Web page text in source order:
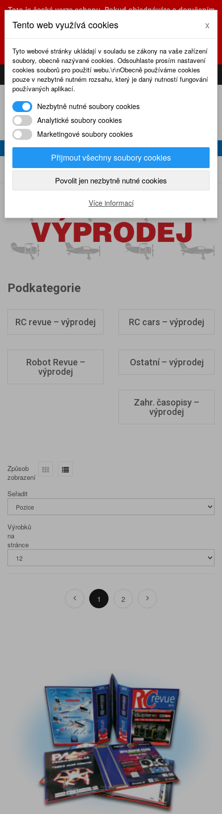
Toto je česká verze eshopu. Pokud objednáváte s doručením
(sk.eshop.rcrevue.cz - kliknutím na slovenskou vlajku)
POZOR ZMĚNA : výdejní místo a kancelář jsou nyní na adrese
Olšanská 3, Praha 3, tel. (+420) 222 723 388, 774 777 794.
CS
SK PŘIHLÁSIT KOŠÍK
VÝPRODEJ
Home Výprodej
Podkategorie
RC revue – výprodej RC cars – výprodej
Robot Revue –
výprodej
Ostatní – výprodej
Zahr. časopisy –
výprodej
Způsob
zobrazení
Seřadit
Výrobků
na
stránce
1 2
Tento web využívá cookies x
Tyto webové stránky ukládají v souladu se zákony na vaše zařízení
soubory, obecně nazývané cookies. Odsouhlaste prosím nastavení
cookies souborů pro použití webu.\r\nObecně používáme cookies
pouze v nezbytně nutném rozsahu, který je daný nutností fungování
používaných aplikací.
Nezbytně nutné soubory cookies
Analytické soubory cookies
Marketingové soubory cookies
Přijmout všechny soubory cookies
Povolit jen nezbytně nutné cookies
Více informací